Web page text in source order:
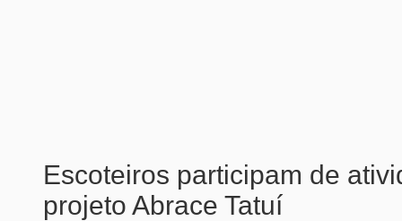
Escoteiros participam de
projeto Abrace Tatuí